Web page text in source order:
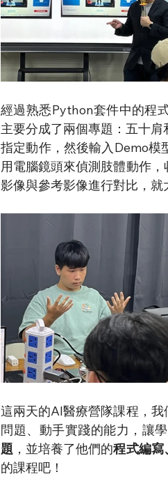
經過熟悉Python套件中的程
主要分成了兩個專題：五十
指定動作，然後輸入Demo模
用電腦鏡頭來偵測肢體動作，
影像與參考影像進行對比，就
這兩天的AI醫療營隊課程，我
問題、動手實踐的能力，讓
題 ，並培養了他們的程式編寫
的課程吧！